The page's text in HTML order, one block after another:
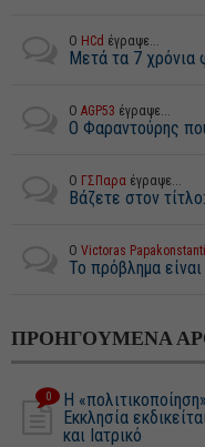
Ο HCd έγραψε...
Μετά τα 7 χρόνια
Ο AGP53 έγραψε...
Ο Φαραντούρης
Ο ΓΣΠαρα έγραψε...
Βάζετε στον
Ο Victoras
Το πρόβλημα
ΠΡΟΗΓΟΥΜΕΝΑ
0
Η
Εκκλησία
και Ιατρικό